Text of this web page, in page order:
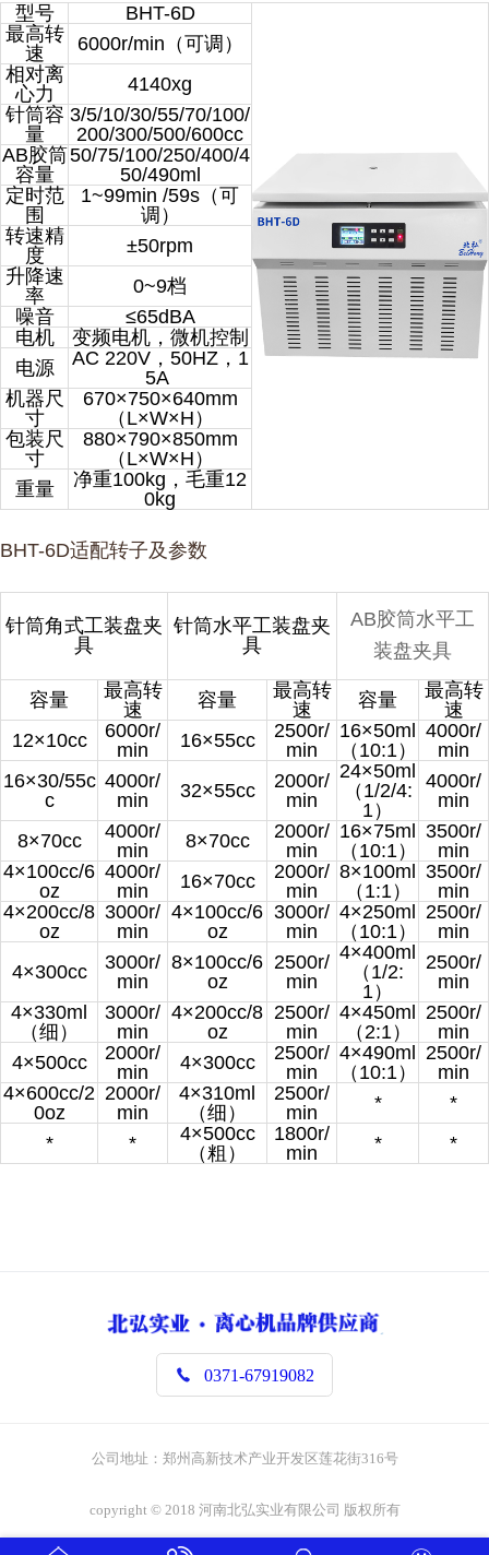
型号
BHT-6D
最高转
速
6000r/min（可调）
相对离
心力
4140xg
针筒容
量
3/5/10/30/55/70/100/
200/300/500/600cc
AB胶筒
容量
50/75/100/250/400/4
50/490ml
定时范
围
1~99min /59s（可
调）
转速精
度
±50rpm
升降速
率
0~9档
噪音
≤65dBA
电机
变频电机，微机控制
电源
AC 220V，50HZ，1
5A
机器尺
寸
670×750×640mm
（L×W×H）
包装尺
寸
880×790×850mm
（L×W×H）
重量
净重100kg，毛重12
0kg
BHT-6D适配转子及参数
针筒角式工装盘夹
具
针筒水平工装盘夹
具
AB胶筒水平工
装盘夹具
容量
最高转
速
容量
最高转
速
容量
最高转
速
12×10cc
6000r/
min
16×55cc
2500r/
min
16×50ml
（10:1）
4000r/
min
16×30/55c
c
4000r/
min
32×55cc
2000r/
min
24×50ml
（1/2/4:
1）
4000r/
min
8×70cc
4000r/
min
8×70cc
2000r/
min
16×75ml
（10:1）
3500r/
min
4×100cc/6
oz
4000r/
min
16×70cc
2000r/
min
8×100ml
（1:1）
3500r/
min
4×200cc/8
oz
3000r/
min
4×100cc/6
oz
3000r/
min
4×250ml
（10:1）
2500r/
min
4×300cc
3000r/
min
8×100cc/6
oz
2500r/
min
4×400ml
（1/2:
1）
2500r/
min
4×330ml
（细）
3000r/
min
4×200cc/8
oz
2500r/
min
4×450ml
（2:1）
2500r/
min
4×500cc
2000r/
min
4×300cc
2500r/
min
4×490ml
（10:1）
2500r/
min
4×600cc/2
0oz
2000r/
min
4×310ml
（细）
2500r/
min
*
*
*
*
4×500cc
（粗）
1800r/
min
* *
 0371-67919082
公司地址：郑州高新技术产业开发区莲花街316号
copyright © 2018 河南北弘实业有限公司 版权所有